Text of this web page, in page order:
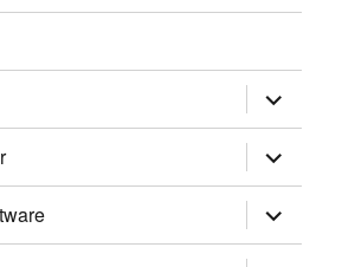
anzeigen
anzeigen
anzeigen